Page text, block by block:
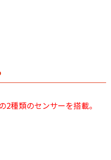
2種類のセンサーを搭載。